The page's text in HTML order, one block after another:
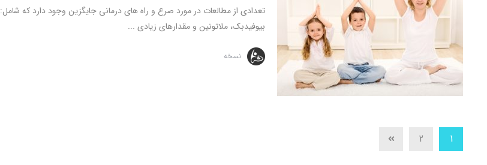
تعدادی از مطالعات در مورد صرع و راه های درمانی جایگزین وجود دارد که شامل:
بیوفیدبک، ملاتونین و مقدارهای زیادی ...
نسخه
1
2